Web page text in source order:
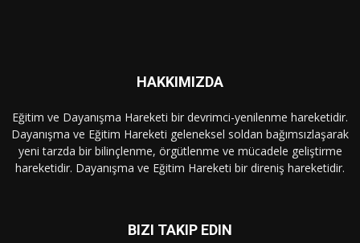
HAKKIMIZDA
Eğitim ve Dayanışma Hareketi bir devrimci-yenilenme hareketidir.
Dayanışma ve Eğitim Hareketi geleneksel soldan bağımsızlaşarak
yeni tarzda bir bilinçlenme, örgütlenme ve mücadele geliştirme
hareketidir. Dayanışma ve Eğitim Hareketi bir direniş hareketidir.
BIZI TAKIP EDIN